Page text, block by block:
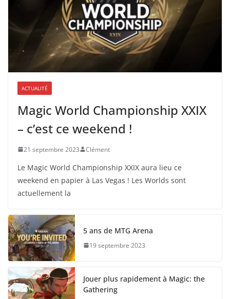
ACTUALITÉ
Magic World Championship XXIX
– c’est ce weekend !
21 septembre 2023 Clément
Le Magic World Championship XXIX aura lieu ce
weekend en papier à Las Vegas ! Les Worlds sont
actuellement la
5 ans de MTG Arena
19 septembre 2023
Jouer plus rapidement à Magic: the
Gathering